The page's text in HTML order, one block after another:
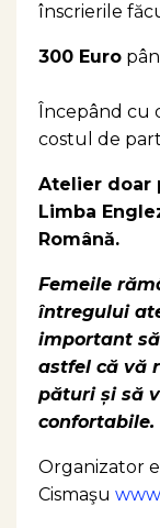
înscrierile
300 Euro
Începând cu
costul de
Atelier doar
Limba
Română.
Femeile
întregului
important
astfel că vă
pături și să
confortabile.
Organizator
Cismaşu